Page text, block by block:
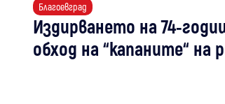
Благоевград
Издирването на 74-
обход на “капаните“ на